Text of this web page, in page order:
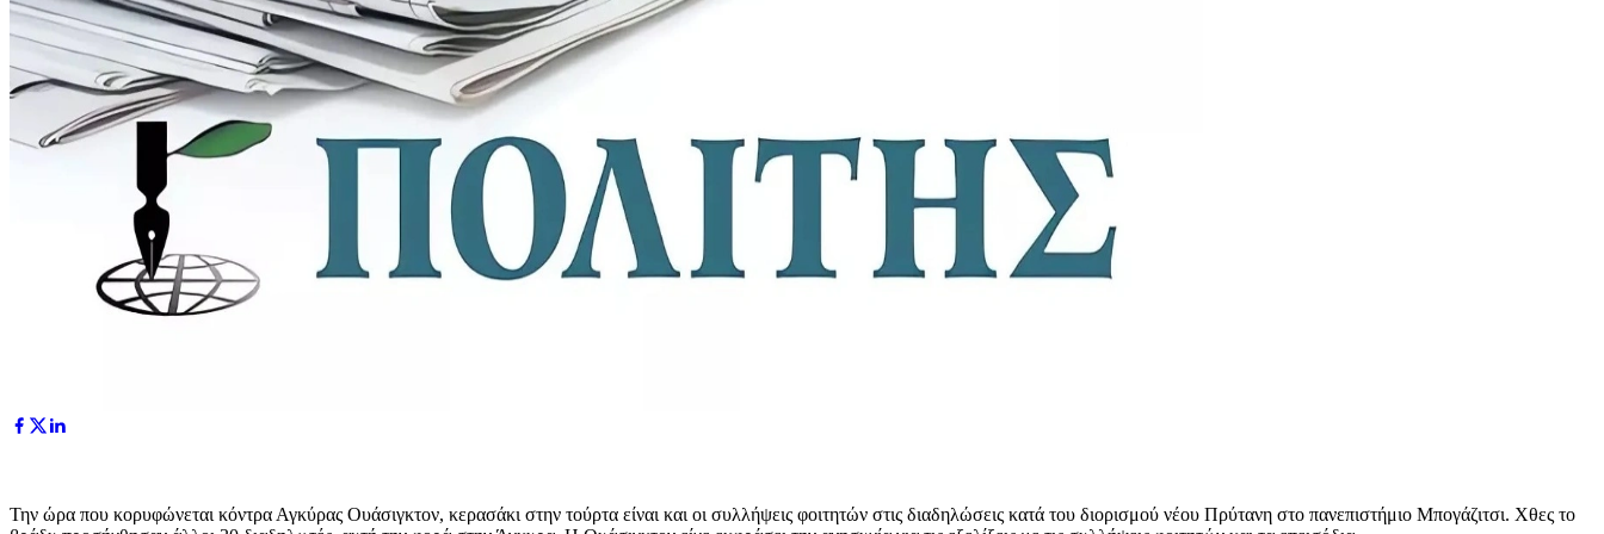
Την ώρα που κορυφώνεται κόντρα Αγκύρας Ουάσιγκτον, κερασάκι στην τούρτα είναι και οι συλλήψεις φοιτητών στις διαδηλώσεις κατά του διορισμού νέου Πρύτανη στο πανεπιστήμιο Μπογάζιτσι. Χθες το